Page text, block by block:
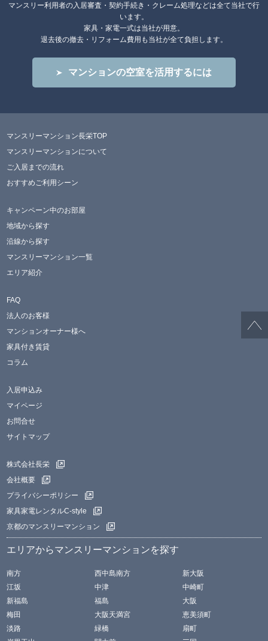
マンスリー利用者の入居審査・契約手続き・クレーム処理などは全て当社で行
います。
家具・家電一式は当社が用意。
退去後の撤去・リフォーム費用も当社が全て負担します。
マンションの空室を活用するには
マンスリーマンション長栄TOP
マンスリーマンションについて
ご入居までの流れ
おすすめご利用シーン
キャンペーン中のお部屋
地域から探す
沿線から探す
マンスリーマンション一覧
エリア紹介
FAQ
法人のお客様
マンションオーナー様へ
家具付き賃貸
コラム
入居申込み
マイページ
お問合せ
サイトマップ
株式会社長栄
会社概要
プライバシーポリシー
家具家電レンタルC-style
京都のマンスリーマンション
エリアからマンスリーマンションを探す
南方 西中島南方
新大阪
江坂
中津
中崎町
新福島
福島
大阪
梅田
大阪天満宮
恵美須町
淡路
緑橋
扇町